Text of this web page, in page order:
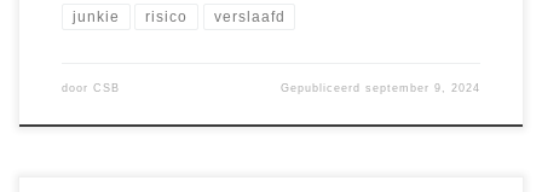
junkie risico verslaafd
door CSB Gepubliceerdseptember 9, 2024